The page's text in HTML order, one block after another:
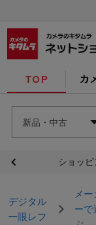
TOP カ
新品・中古
ショッ
デジタル
一眼レフ
メー
ーで